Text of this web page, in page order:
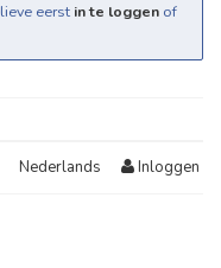
eerst in te loggen of
Nederlands Inloggen